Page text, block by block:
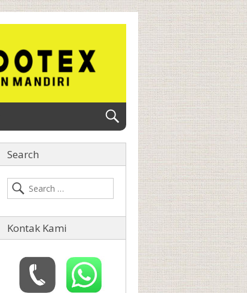
Search
Kontak Kami